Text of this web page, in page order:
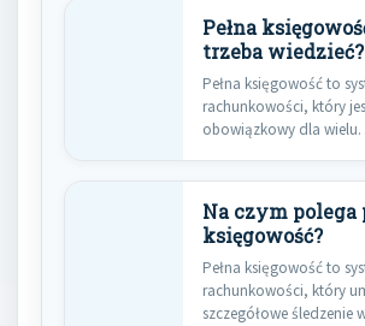
Pełna
trzeba wiedzieć?
Pełna księgowość to
rachunkowości, który
obowiązkowy dla wielu
Na czym polega
księgowość?
Pełna księgowość to
rachunkowości, który
szczegółowe śledzenie